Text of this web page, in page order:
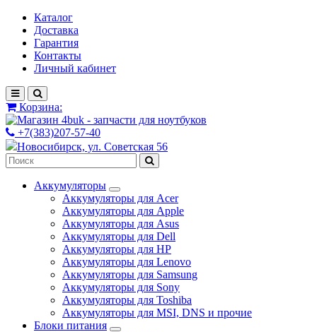
Каталог
Доставка
Гарантия
Контакты
Личный кабинет
Корзина:
+7(383)207-57-40
Новосибирск, ул. Советская 56
Аккумуляторы
Аккумуляторы для Acer
Аккумуляторы для Apple
Аккумуляторы для Asus
Аккумуляторы для Dell
Аккумуляторы для HP
Аккумуляторы для Lenovo
Аккумуляторы для Samsung
Аккумуляторы для Sony
Аккумуляторы для Toshiba
Аккумуляторы для MSI, DNS и прочие
Блоки питания